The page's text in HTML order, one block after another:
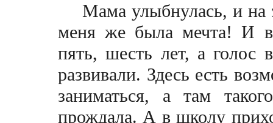
Мама улыбнулась, и на
меня же была мечта! И
пять, шесть лет, а голос
развивали. Здесь есть
заниматься, а там
прождала. А в школу